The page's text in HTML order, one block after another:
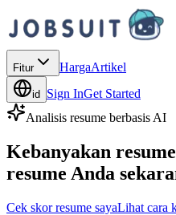
Fitur HargaArtikel
id Sign InGet Started
Analisis resume berbasis AI
Kebanyakan
resume Anda
Cek skor resume sayaLihat cara